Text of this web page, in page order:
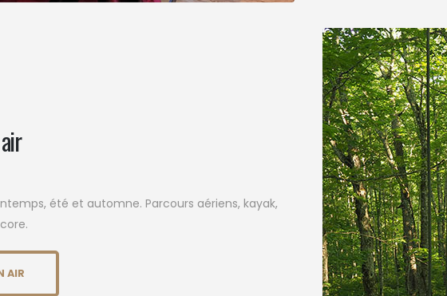
été et automne. Parcours aériens, kayak,
AIR